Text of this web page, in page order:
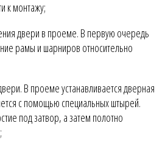
к монтажу;
двери в проеме. В первую очередь
рамы и шарниров относительно
В проеме устанавливается дверная
с помощью специальных штырей.
под затвор, а затем полотно